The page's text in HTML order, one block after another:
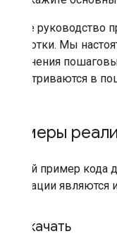
Данное
разработки. Мы
выполнения
рассматриваются в
Примеры
Полный пример кода
реализации
Где скачать